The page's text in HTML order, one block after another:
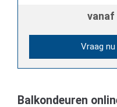
vanaf
Vraag
Balkondeuren